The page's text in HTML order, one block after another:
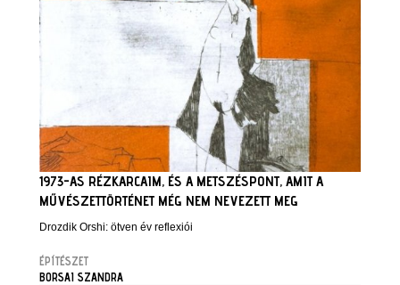
1973-AS RÉZKARCAIM, ÉS A METSZÉSPONT, AMIT A
MŰVÉSZETTÖRTÉNET MÉG NEM NEVEZETT MEG
Drozdik Orshi: ötven év reflexiói
ÉPÍTÉSZET
BORSAI SZANDRA